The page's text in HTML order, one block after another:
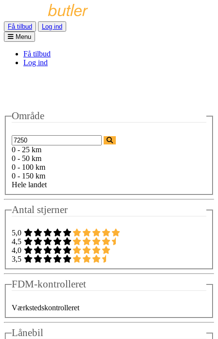
Få tilbud
Log ind
Menu
Få tilbud
Log ind
Område
0 - 25 km
0 - 50 km
0 - 100 km
0 - 150 km
Hele landet
Antal stjerner
5,0
4,5
4,0
3,5
FDM-kontrolleret
Værkstedskontrolleret
Lånebil